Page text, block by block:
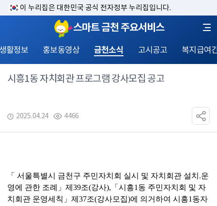
이 누리집은 대한민국 공식 전자정부 누리집입니다.
스마트 금천 주요서비스
활정보 홍보동영상 금천소식 고시공고 복지급여
시흥1동 자치회관 프로그램 강사모집 공고
2025.04.24 4466
「 서울특별시 금천구 주민자치회 실시 및 자치회관 설치 .운
영에 관한 조례 」 제 39조(강사), 「 시흥1 동 주민자치회 및 자
치회관 운영세칙 」 제 37조(강사모집)에 의거하여 시흥1 동자